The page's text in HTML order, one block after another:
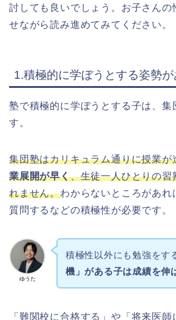
討しても良いでしょう。お子さんの
せながら読み進めてみてください。
1.積極的に学ぼうとする姿勢が
塾で積極的に学ぼうとする子は、集
す。
集団塾はカリキュラム通りに授業が
業展開が早く、生徒一人ひとりの習
れません。わからないところがあれ
質問するなどの積極性が必要です。
ゆうた
積極性以外にも勉強をす
機」がある子は成績を伸
「難関校に合格する」や「将来医